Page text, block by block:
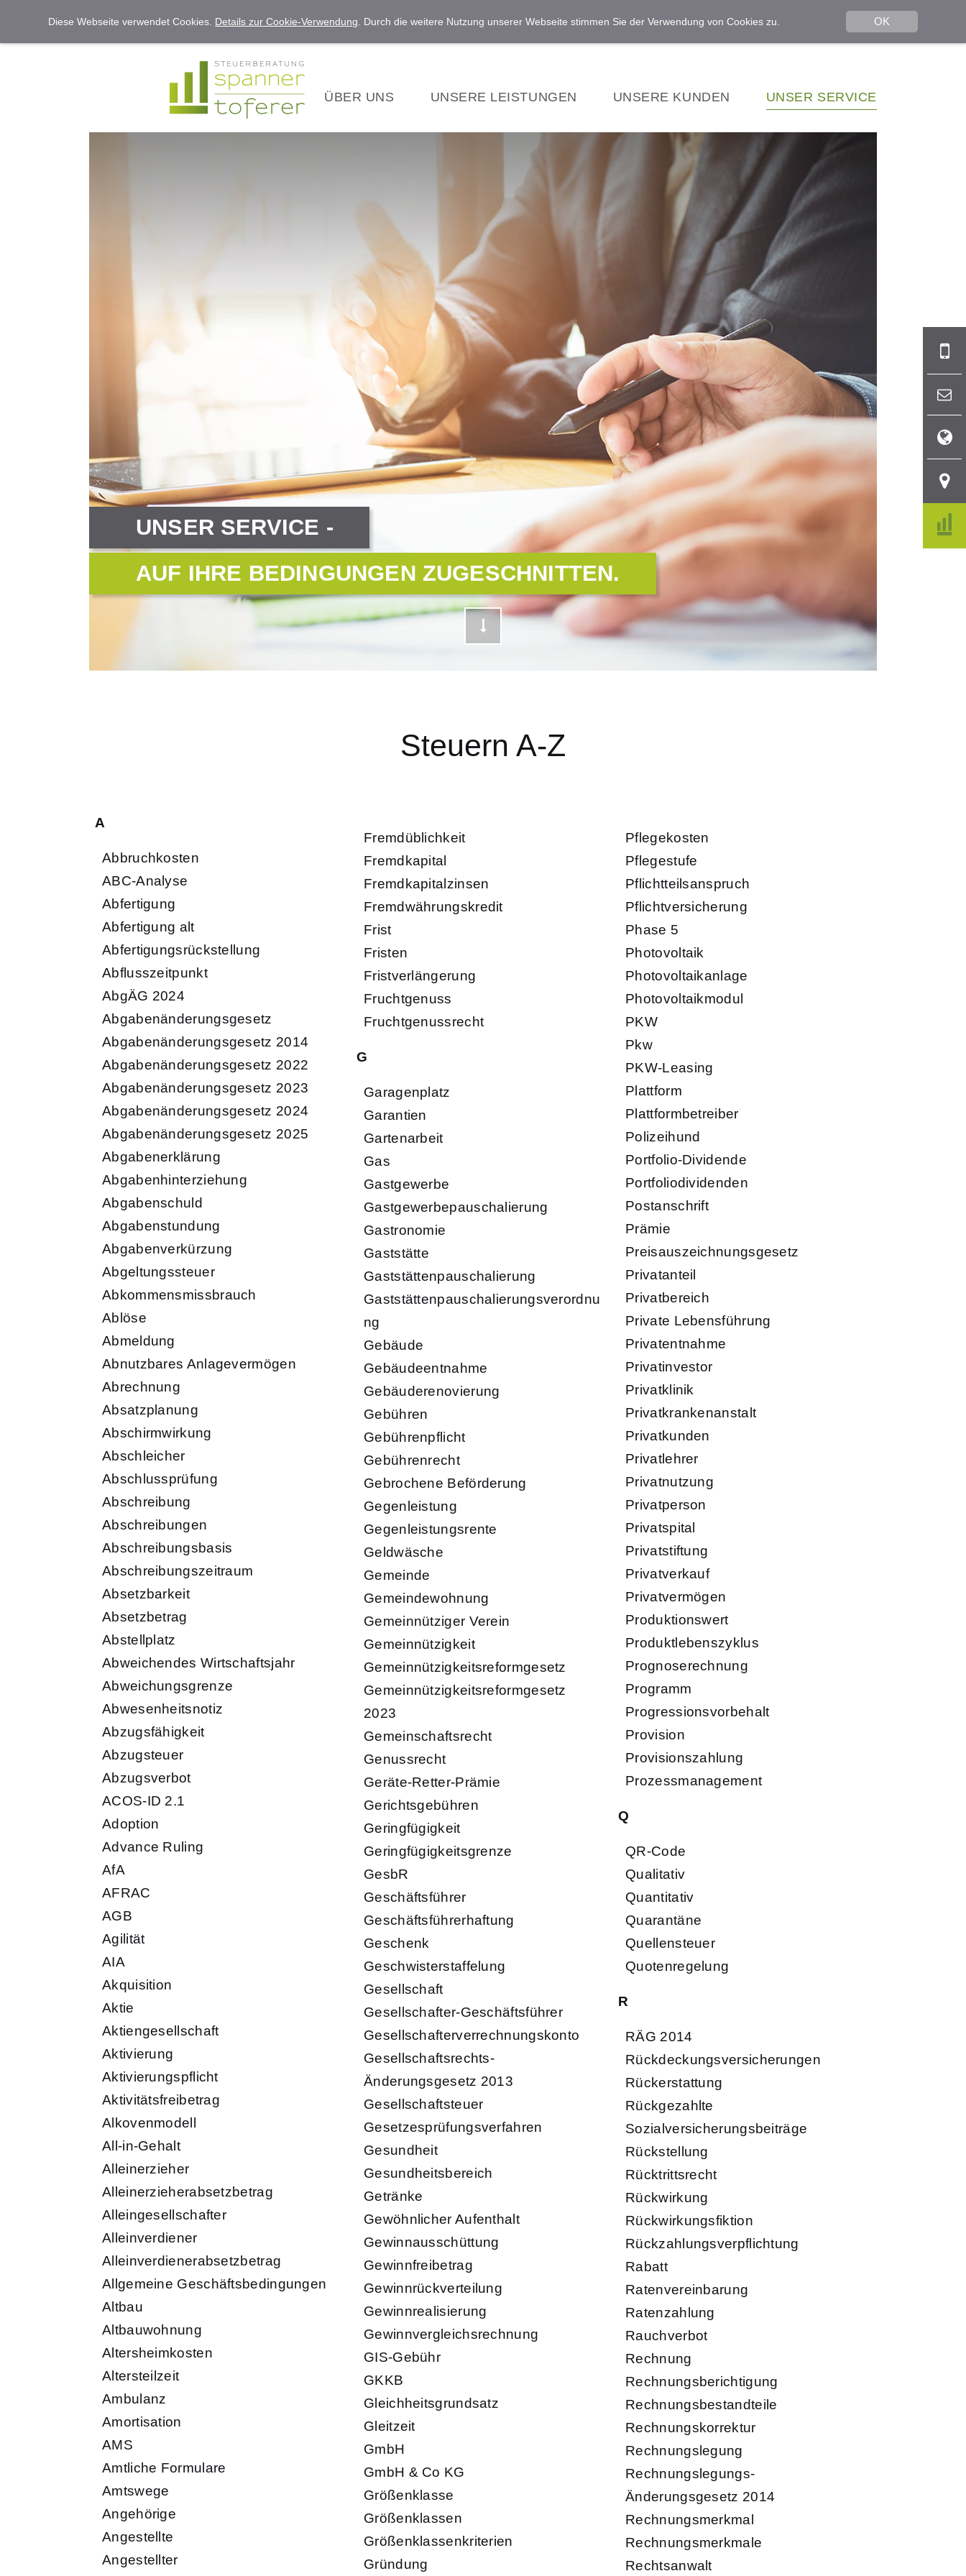
Diese Webseite verwendet Cookies. Details zur Cookie-Verwendung . Durch die weitere Nutzung unserer Webseite stimmen Sie der Verwendung von Cookies zu. OK
ÜBER UNS UNSERE LEISTUNGEN UNSERE KUNDEN UNSER SERVICE
UNSER SERVICE -
AUF IHRE BEDINGUNGEN ZUGESCHNITTEN.
Steuern A-Z
A
Abbruchkosten
ABC-Analyse
Abfertigung
Abfertigung alt
Abfertigungsrückstellung
Abflusszeitpunkt
AbgÄG 2024
Abgabenänderungsgesetz
Abgabenänderungsgesetz 2014
Abgabenänderungsgesetz 2022
Abgabenänderungsgesetz 2023
Abgabenänderungsgesetz 2024
Abgabenänderungsgesetz 2025
Abgabenerklärung
Abgabenhinterziehung
Abgabenschuld
Abgabenstundung
Abgabenverkürzung
Abgeltungssteuer
Abkommensmissbrauch
Ablöse
Abmeldung
Abnutzbares Anlagevermögen
Abrechnung
Absatzplanung
Abschirmwirkung
Abschleicher
Abschlussprüfung
Abschreibung
Abschreibungen
Abschreibungsbasis
Abschreibungszeitraum
Absetzbarkeit
Absetzbetrag
Abstellplatz
Abweichendes Wirtschaftsjahr
Abweichungsgrenze
Abwesenheitsnotiz
Abzugsfähigkeit
Abzugsteuer
Abzugsverbot
ACOS-ID 2.1
Adoption
Advance Ruling
AfA
AFRAC
AGB
Agilität
AIA
Akquisition
Aktie
Aktiengesellschaft
Aktivierung
Aktivierungspflicht
Aktivitätsfreibetrag
Alkovenmodell
All-in-Gehalt
Alleinerzieher
Alleinerzieherabsetzbetrag
Alleingesellschafter
Alleinverdiener
Alleinverdienerabsetzbetrag
Allgemeine Geschäftsbedingungen
Altbau
Altbauwohnung
Altersheimkosten
Altersteilzeit
Ambulanz
Amortisation
AMS
Amtliche Formulare
Amtswege
Angehörige
Angestellte
Angestellter
Fremdüblichkeit
Fremdkapital
Fremdkapitalzinsen
Fremdwährungskredit
Frist
Fristen
Fristverlängerung
Fruchtgenuss
Fruchtgenussrecht
G
Garagenplatz
Garantien
Gartenarbeit
Gas
Gastgewerbe
Gastgewerbepauschalierung
Gastronomie
Gaststätte
Gaststättenpauschalierung
Gaststättenpauschalierungsverordnu
ng
Gebäude
Gebäudeentnahme
Gebäuderenovierung
Gebühren
Gebührenpflicht
Gebührenrecht
Gebrochene Beförderung
Gegenleistung
Gegenleistungsrente
Geldwäsche
Gemeinde
Gemeindewohnung
Gemeinnütziger Verein
Gemeinnützigkeit
Gemeinnützigkeitsreformgesetz
Gemeinnützigkeitsreformgesetz
2023
Gemeinschaftsrecht
Genussrecht
Geräte-Retter-Prämie
Gerichtsgebühren
Geringfügigkeit
Geringfügigkeitsgrenze
GesbR
Geschäftsführer
Geschäftsführerhaftung
Geschenk
Geschwisterstaffelung
Gesellschaft
Gesellschafter-Geschäftsführer
Gesellschafterverrechnungskonto
Gesellschaftsrechts-
Änderungsgesetz 2013
Gesellschaftsteuer
Gesetzesprüfungsverfahren
Gesundheit
Gesundheitsbereich
Getränke
Gewöhnlicher Aufenthalt
Gewinnausschüttung
Gewinnfreibetrag
Gewinnrückverteilung
Gewinnrealisierung
Gewinnvergleichsrechnung
GIS-Gebühr
GKKB
Gleichheitsgrundsatz
Gleitzeit
GmbH
GmbH & Co KG
Größenklasse
Größenklassen
Größenklassenkriterien
Gründung
Pflegekosten
Pflegestufe
Pflichtteilsanspruch
Pflichtversicherung
Phase 5
Photovoltaik
Photovoltaikanlage
Photovoltaikmodul
PKW
Pkw
PKW-Leasing
Plattform
Plattformbetreiber
Polizeihund
Portfolio-Dividende
Portfoliodividenden
Postanschrift
Prämie
Preisauszeichnungsgesetz
Privatanteil
Privatbereich
Private Lebensführung
Privatentnahme
Privatinvestor
Privatklinik
Privatkrankenanstalt
Privatkunden
Privatlehrer
Privatnutzung
Privatperson
Privatspital
Privatstiftung
Privatverkauf
Privatvermögen
Produktionswert
Produktlebenszyklus
Prognoserechnung
Programm
Progressionsvorbehalt
Provision
Provisionszahlung
Prozessmanagement
Q
QR-Code
Qualitativ
Quantitativ
Quarantäne
Quellensteuer
Quotenregelung
R
RÄG 2014
Rückdeckungsversicherungen
Rückerstattung
Rückgezahlte
Sozialversicherungsbeiträge
Rückstellung
Rücktrittsrecht
Rückwirkung
Rückwirkungsfiktion
Rückzahlungsverpflichtung
Rabatt
Ratenvereinbarung
Ratenzahlung
Rauchverbot
Rechnung
Rechnungsberichtigung
Rechnungsbestandteile
Rechnungskorrektur
Rechnungslegung
Rechnungslegungs-
Änderungsgesetz 2014
Rechnungsmerkmal
Rechnungsmerkmale
Rechtsanwalt